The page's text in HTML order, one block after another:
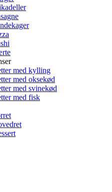
med kylling
med oksekød
med svinekød
med fisk